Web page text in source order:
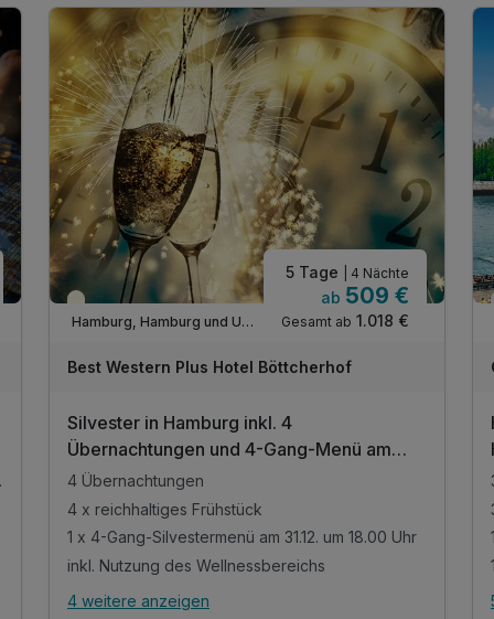
Saisonal verfügbar
Hamburg, Hamburg und Umgebung
5 Tage | 4 Nächte
ab 509 €
Gesamt ab 1.018 €
Best Western Plus Hotel Böttcherhof
Silvester in Hamburg inkl. 4
Übernachtungen und 4-Gang-Menü am
31.12.2026
4 Übernachtungen
4 x reichhaltiges Frühstück
1 x 4-Gang-Silvestermenü am 31.12. um 18.00 Uhr
inkl. Nutzung des Wellnessbereichs
Alle Inklusivleistungen
4 weitere anzeigen